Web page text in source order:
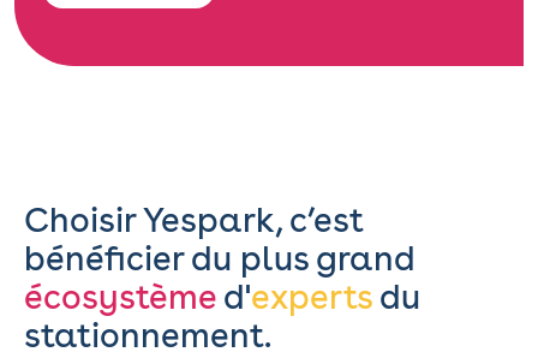
Choisir Yespark, c’est
bénéficier du plus grand
écosystème d'experts du
stationnement.